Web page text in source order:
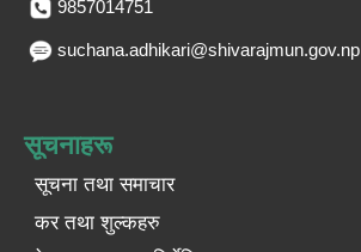
9857014751
suchana.adhikari@shivarajmun.gov.np
सूचनाहरू
सूचना तथा समाचार
कर तथा शुल्कहरु